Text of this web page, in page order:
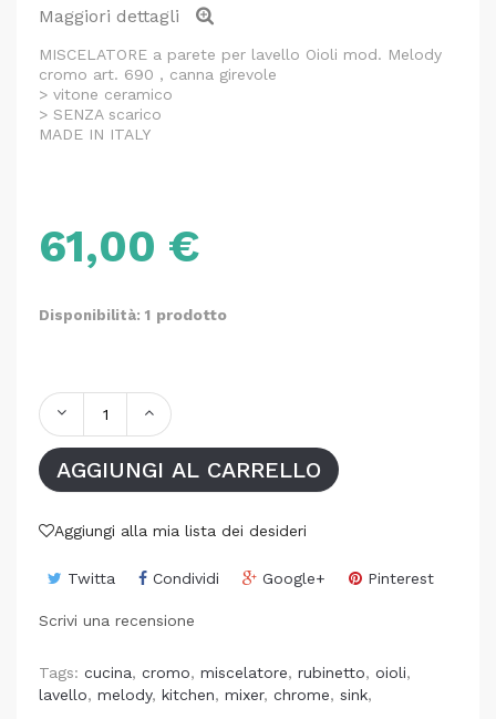
Maggiori dettagli
MISCELATORE a parete per lavello Oioli mod. Melody
cromo art. 690 , canna girevole
> vitone ceramico
> SENZA scarico
MADE IN ITALY
61,00 €
Disponibilità: 1 prodotto
AGGIUNGI AL CARRELLO
Aggiungi alla mia lista dei desideri
Twitta Condividi Google+ Pinterest
Scrivi una recensione
Tags: cucina, cromo, miscelatore, rubinetto, oioli,
lavello, melody, kitchen, mixer, chrome, sink,